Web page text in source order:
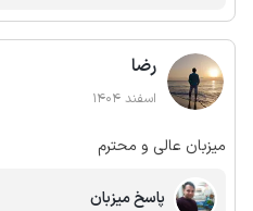
رضا
اسفند 1404
میزبان عالی و محترم
پاسخ میزبان